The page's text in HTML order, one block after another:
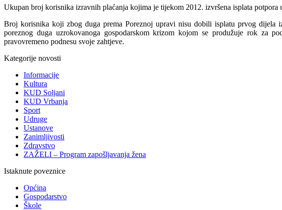
Ukupan broj korisnika izravnih plaćanja kojima je tijekom 2012. izvršena isplata potpora
Broj korisnika koji zbog duga prema Poreznoj upravi nisu dobili isplatu prvog dijela
poreznog duga uzrokovanoga gospodarskom krizom kojom se produžuje rok za
pravovremeno podnesu svoje zahtjeve.
Kategorije novosti
Informacije
Kultura
KUD Soljani
KUD Vrbanja
Sport
Udruge
Ustanove
Zanimljivosti
Zdravstvo
ZAŽELI – Program zapošljavanja žena
Istaknute poveznice
Općina
Gospodarstvo
Škole